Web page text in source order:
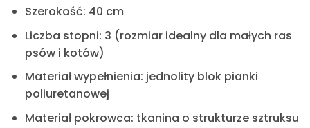
Szerokość: 40 cm
Liczba stopni: 3 (rozmiar idealny dla małych ras
psów i kotów)
Materiał wypełnienia: jednolity blok pianki
poliuretanowej
Materiał pokrowca: tkanina o strukturze sztruksu